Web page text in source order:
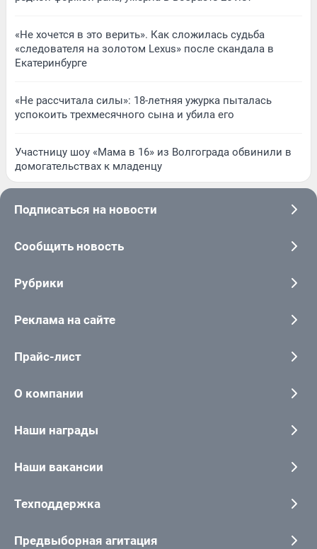
«Не хочется в это верить». Как сложилась судьба
«следователя на золотом Lexus» после скандала в
Екатеринбурге
«Не рассчитала силы»: 18-летняя ужурка пыталась
успокоить трехмесячного сына и убила его
Участницу шоу «Мама в 16» из Волгограда обвинили в
домогательствах к младенцу
Подписаться на новости
Сообщить новость
Рубрики
Реклама на сайте
Прайс-лист
О компании
Наши награды
Наши вакансии
Техподдержка
Предвыборная агитация